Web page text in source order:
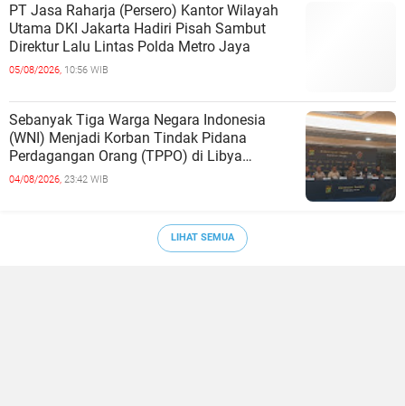
PT Jasa Raharja (Persero) Kantor Wilayah
Utama DKI Jakarta Hadiri Pisah Sambut
Direktur Lalu Lintas Polda Metro Jaya
05/08/2026, 10:56 WIB
Sebanyak Tiga Warga Negara Indonesia
(WNI) Menjadi Korban Tindak Pidana
Perdagangan Orang (TPPO) di Libya
Berhasil Dipulangkan Ke - Indonesia. Mereka
04/08/2026, 23:42 WIB
LIHAT SEMUA